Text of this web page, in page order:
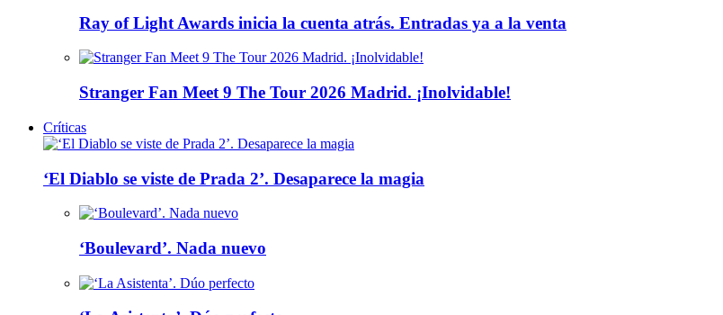
Ray of Light Awards inicia la cuenta atrás. Entradas ya a la venta
Stranger Fan Meet 9 The Tour 2026 Madrid. ¡Inolvidable!
Críticas
‘El Diablo se viste de Prada 2’. Desaparece la magia
‘Boulevard’. Nada nuevo